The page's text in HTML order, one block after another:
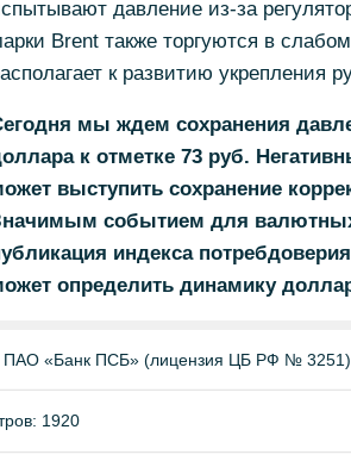
давление из-за
Brent также торгуются в
к развитию укрепления
мы ждем сохранения
к отметке 73 руб.
выступить сохранение
событием для
индекса
определить динамику
ПАО «Банк ПСБ» (лицензия ЦБ РФ № 3251)
1920